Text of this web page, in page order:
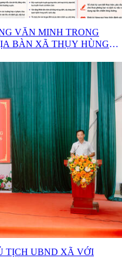
VĂN MINH TRONG
TỊCH UBND XÃ VỚI